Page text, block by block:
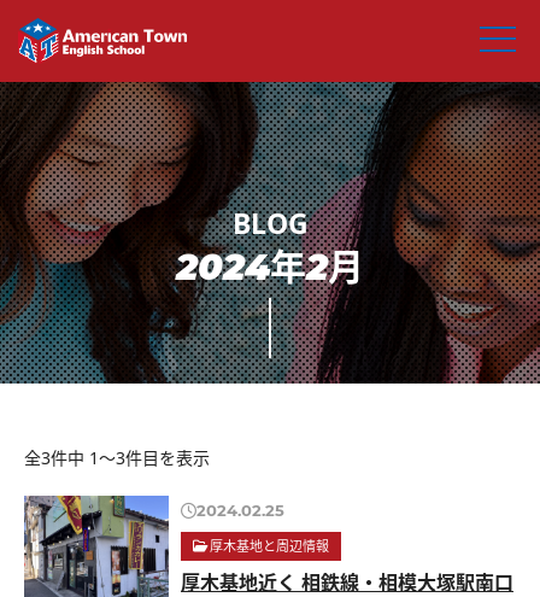
2024年2月
全3件中 1〜3件目を表示
2024.02.25
厚木基地と周辺情報
厚木基地近く 相鉄線・相模大塚駅南口